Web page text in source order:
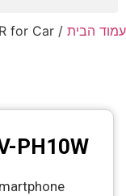
עמוד הבית /
for Car
PH10W